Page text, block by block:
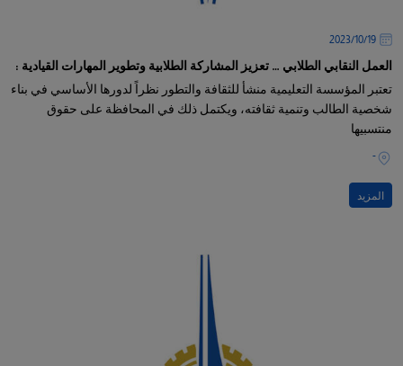
19‏/10‏/2023
العمل النقابي الطلابي … تعزيز المشاركة الطلابية وتطوير المهارات القيادية :
تعتبر المؤسسة التعليمية منشأ للثقافة والتطور نظراً لدورها الأساسي في بناء
شخصية الطالب وتنمية ثقافته، ويكتمل ذلك في المحافظة على حقوق
منتسبيها
-
المزيد